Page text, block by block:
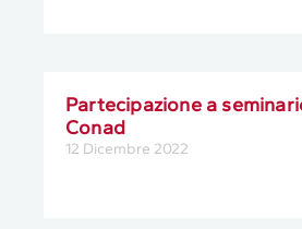
Partecipazione a
Conad
12 Dicembre 2022